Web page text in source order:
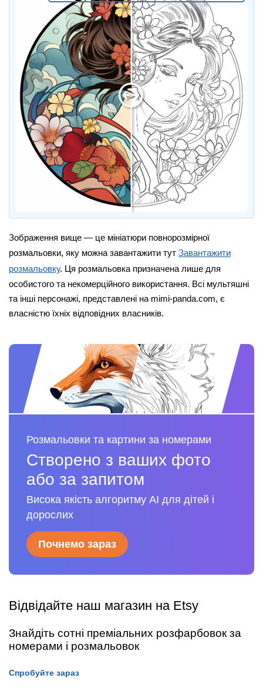
Зображення вище — це мініатюри повнорозмірної
розмальовки, яку можна завантажити тут Завантажити
розмальовку. Ця розмальовка призначена лише для
особистого та некомерційного використання. Всі мультяшні
та інші персонажі, представлені на mimi-panda.com, є
власністю їхніх відповідних власників.
Розмальовки та картини за номерами
Створено з ваших фото
або за запитом
Висока якість алгоритму AI для дітей і
дорослих
Почнемо зараз
Відвідайте наш магазин на Etsy
Знайдіть сотні преміальних розфарбовок за
номерами і розмальовок
Спробуйте зараз